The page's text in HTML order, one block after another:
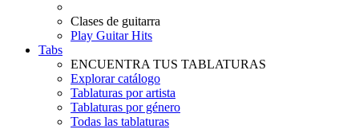
Clases de guitarra
Play Guitar Hits
Tabs
ENCUENTRA TUS TABLATURAS
Explorar catálogo
Tablaturas por artista
Tablaturas por género
Todas las tablaturas